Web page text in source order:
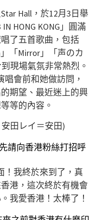
Hall，於12月3日舉
IN HONG KONG」圓滿
了五首歌曲，包括
「Mirror」「声のカ
到現場氣氛非常熱烈。
唱會前和她做訪問，
期望、最近迷上的興
等的內容。
田レイ＝安田)
請向香港粉絲打招呼
！我終於來到了，真
港，這次終於有機會
我愛香港！太棒了！